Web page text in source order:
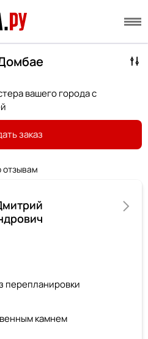
вашего города с
заказ
отзывам
перепланировки
камнем